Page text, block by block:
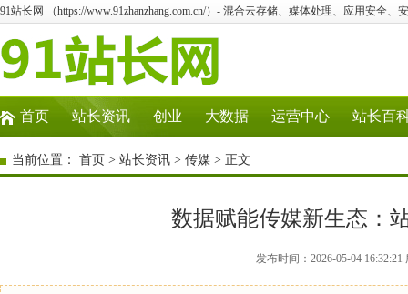
91站长网 （https://www.91zhanzhang.com.cn/）- 混合云存储、媒体处理、应用安全、
首页 站长资讯 创业 大数据 运营中心 站长百
当前位置： 首页 > 站长资讯 > 传媒 > 正文
数据赋能传媒新生态：
发布时间：2026-05-04